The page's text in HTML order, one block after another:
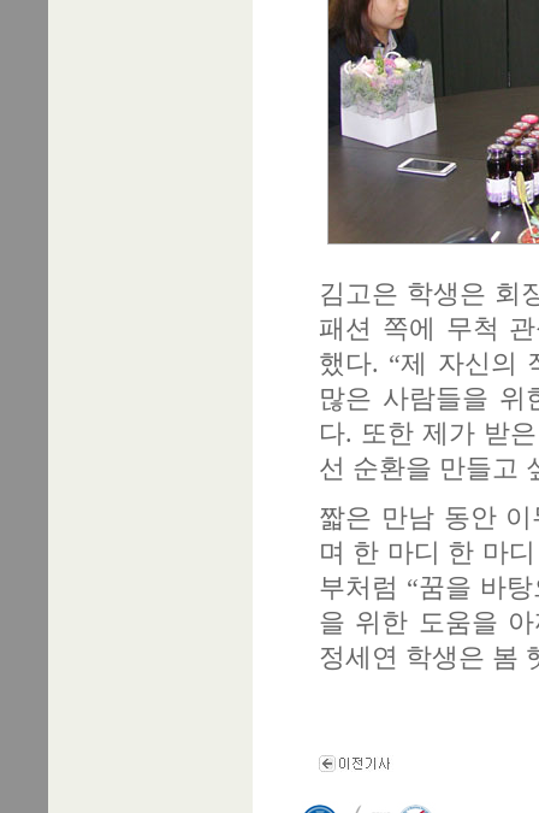
김고은 학생은 회
패션 쪽에 무척
했다. “제 자신의
많은 사람들을 위
다. 또한 제가 받
선 순환을 만들고
짧은 만남 동안
며 한 마디 한 마
부처럼 “꿈을 바
을 위한 도움을
정세연 학생은 봄